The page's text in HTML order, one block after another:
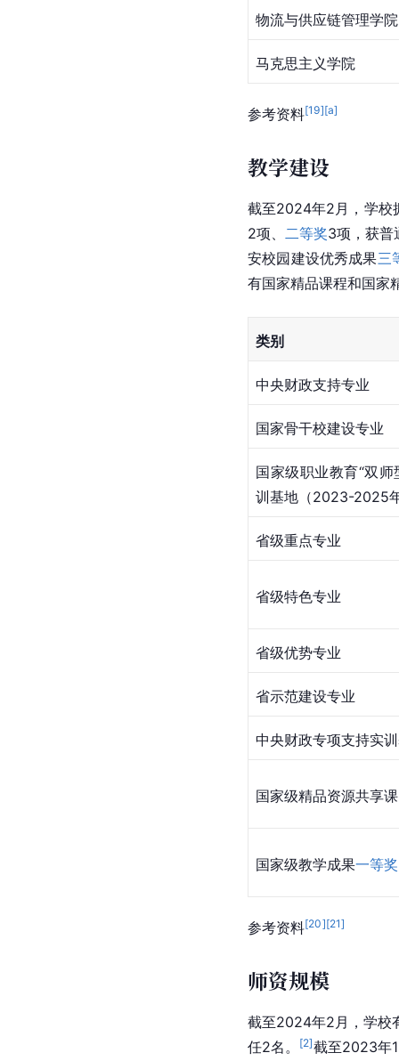
物流与供应链管理学院
马克思主义学院
参考资料[19][a]
教学建设
截至2024年2月，学校
2项、 二等奖3项，获普
安校园建设优秀成果三
有国家精品课程和国家
类别
中央财政支持专业
国家骨干校建设专业
国家级职业教育“双师
训基地（2023-2025
省级重点专业
省级特色专业
省级优势专业
省示范建设专业
中央财政专项支持实
国家级精品资源共享课
国家级教学成果一等奖
参考资料[20][21]
师资规模
截至2024年2月，学校
任2名。
[2]截至2023年